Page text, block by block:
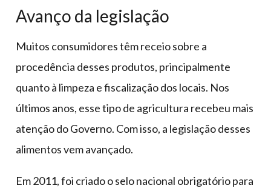
Avanço da legislação
Muitos consumidores têm receio sobre a
procedência desses produtos, principalmente
quanto à limpeza e fiscalização dos locais. Nos
últimos anos, esse tipo de agricultura recebeu mais
atenção do Governo. Com isso, a legislação desses
alimentos vem avançado.
Em 2011, foi criado o selo nacional obrigatório para